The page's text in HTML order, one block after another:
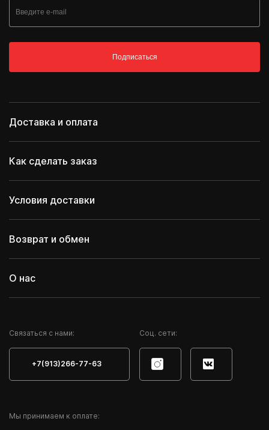
Подписаться
Доставка и оплата
Как сделать заказ
Условия доставки
Возврат и обмен
О нас
Мы принимаем к оплате:
Cвязаться с нами:
+7(913)266-77-63
Соц. сети: